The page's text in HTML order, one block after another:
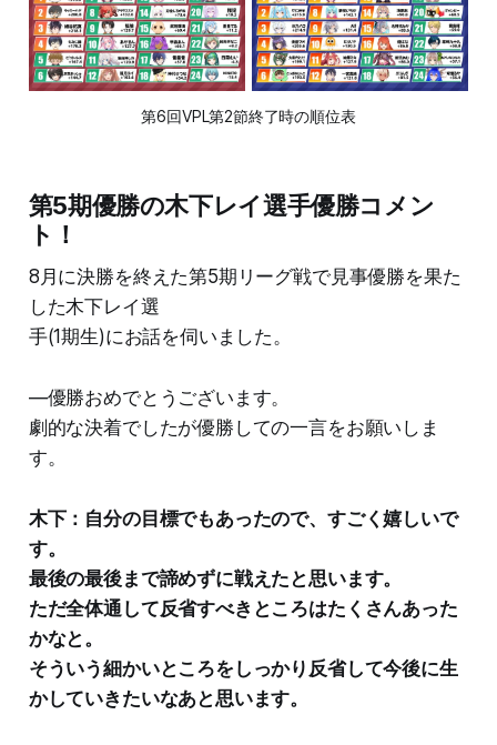
第6回VPL第2節終了時の順位表
第5期優勝の木下レイ選手優勝コメン
ト！
8月に決勝を終えた第5期リーグ戦で見事優勝を果た
した木下レイ選
手(1期生)にお話を伺いました。
―優勝おめでとうございます。
劇的な決着でしたが優勝しての一言をお願いしま
す。
木下：自分の目標でもあったので、すごく嬉しいで
す。
最後の最後まで諦めずに戦えたと思います。
ただ全体通して反省すべきところはたくさんあった
かなと。
そういう細かいところをしっかり反省して今後に生
かしていきたいなあと思います。